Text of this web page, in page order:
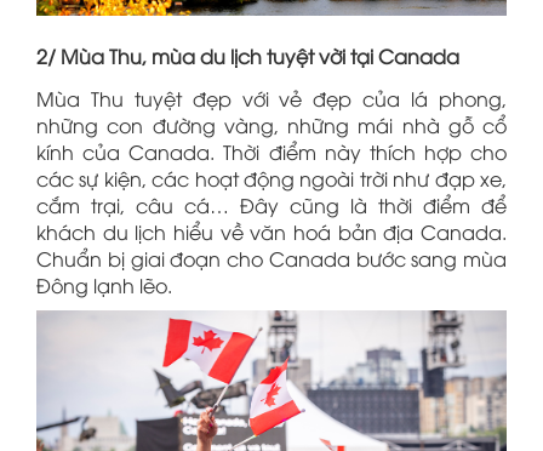
2/ Mùa Thu, mùa du lịch tuyệt vời tại Canada
Mùa Thu tuyệt đẹp với vẻ đẹp của lá phong,
những con đường vàng, những mái nhà gỗ cổ
kính của Canada. Thời điểm này thích hợp cho
các sự kiện, các hoạt động ngoài trời như đạp xe,
cắm trại, câu cá… Đây cũng là thời điểm để
khách du lịch hiểu về văn hoá bản địa Canada.
Chuẩn bị giai đoạn cho Canada bước sang mùa
Đông lạnh lẽo.